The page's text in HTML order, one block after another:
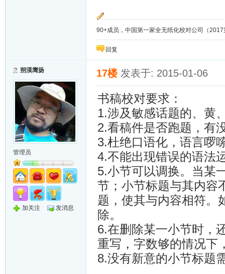
90+成员，中国第一家全无纸化校对公司（
回复
朔漠鹰扬
管理员
加关注 发消息
17楼 发表于: 2015-01-06
书稿校对要求：
1.涉及敏感话题的、黄
2.看稿件是否跑题，有
3.杜绝口语化，语言啰
4.不能出现错误的语法
5.小节可以调换。当某
节；小节标题与其内容
题，使其与内容相符。
除。
6.在删除某一小节时，
重写，字数够的情况下
8.没有新意的小节标题